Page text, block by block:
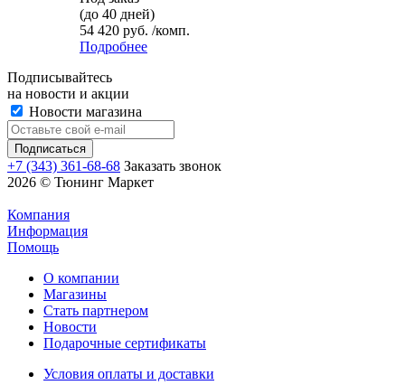
(до 40 дней)
54 420 руб. /комп.
Подробнее
Подписывайтесь
на новости и акции
Новости магазина
+7 (343) 361-68-68 Заказать звонок
2026 © Тюнинг Маркет
Компания
Информация
Помощь
О компании
Магазины
Стать партнером
Новости
Подарочные сертификаты
Условия оплаты и доставки